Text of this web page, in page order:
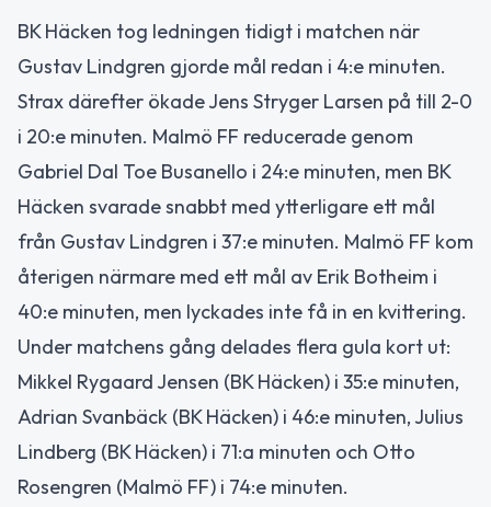
BK Häcken tog ledningen tidigt i matchen när
Gustav Lindgren gjorde mål redan i 4:e minuten.
Strax därefter ökade Jens Stryger Larsen på till 2-0
i 20:e minuten. Malmö FF reducerade genom
Gabriel Dal Toe Busanello i 24:e minuten, men BK
Häcken svarade snabbt med ytterligare ett mål
från Gustav Lindgren i 37:e minuten. Malmö FF kom
återigen närmare med ett mål av Erik Botheim i
40:e minuten, men lyckades inte få in en kvittering.
Under matchens gång delades flera gula kort ut:
Mikkel Rygaard Jensen (BK Häcken) i 35:e minuten,
Adrian Svanbäck (BK Häcken) i 46:e minuten, Julius
Lindberg (BK Häcken) i 71:a minuten och Otto
Rosengren (Malmö FF) i 74:e minuten.